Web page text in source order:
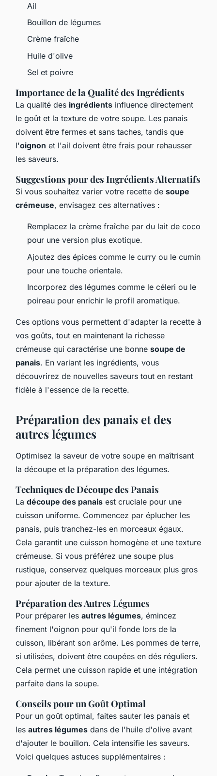
Ail
Bouillon de légumes
Crème fraîche
Huile d'olive
Sel et poivre
Importance de la Qualité des Ingrédients
La qualité des ingrédients influence directement
le goût et la texture de votre soupe. Les panais
doivent être fermes et sans taches, tandis que
l'oignon et l'ail doivent être frais pour rehausser
les saveurs.
Suggestions pour des Ingrédients Alternatifs
Si vous souhaitez varier votre recette de soupe
crémeuse, envisagez ces alternatives :
Remplacez la crème fraîche par du lait de coco
pour une version plus exotique.
Ajoutez des épices comme le curry ou le cumin
pour une touche orientale.
Incorporez des légumes comme le céleri ou le
poireau pour enrichir le profil aromatique.
Ces options vous permettent d'adapter la recette à
vos goûts, tout en maintenant la richesse
crémeuse qui caractérise une bonne soupe de
panais. En variant les ingrédients, vous
découvrirez de nouvelles saveurs tout en restant
fidèle à l'essence de la recette.
Préparation des panais et des
autres légumes
Optimisez la saveur de votre soupe en maîtrisant
la découpe et la préparation des légumes.
Techniques de Découpe des Panais
La découpe des panais est cruciale pour une
cuisson uniforme. Commencez par éplucher les
panais, puis tranchez-les en morceaux égaux.
Cela garantit une cuisson homogène et une texture
crémeuse. Si vous préférez une soupe plus
rustique, conservez quelques morceaux plus gros
pour ajouter de la texture.
Préparation des Autres Légumes
Pour préparer les autres légumes, émincez
finement l'oignon pour qu'il fonde lors de la
cuisson, libérant son arôme. Les pommes de terre,
si utilisées, doivent être coupées en dés réguliers.
Cela permet une cuisson rapide et une intégration
parfaite dans la soupe.
Conseils pour un Goût Optimal
Pour un goût optimal, faites sauter les panais et
les autres légumes dans de l'huile d'olive avant
d'ajouter le bouillon. Cela intensifie les saveurs.
Voici quelques astuces supplémentaires :